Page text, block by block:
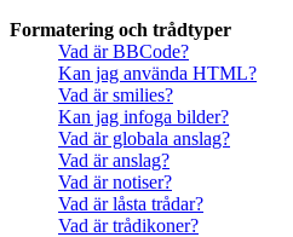
Formatering och trådtyper
Vad är BBCode?
Kan jag använda HTML?
Vad är smilies?
Kan jag infoga bilder?
Vad är globala anslag?
Vad är anslag?
Vad är notiser?
Vad är låsta trådar?
Vad är trådikoner?